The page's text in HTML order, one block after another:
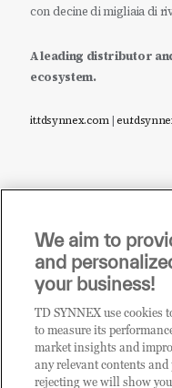
con decine di migliaia di
A leading distributor
ecosystem.
it.tdsynnex.com|
Sei un rivenditore di
i prodotti o le
CLICCA
We aim to
and
your business!
TD SYNNEX use cookies
to measure its
market insights and
any relevant contents
rejecting we will show